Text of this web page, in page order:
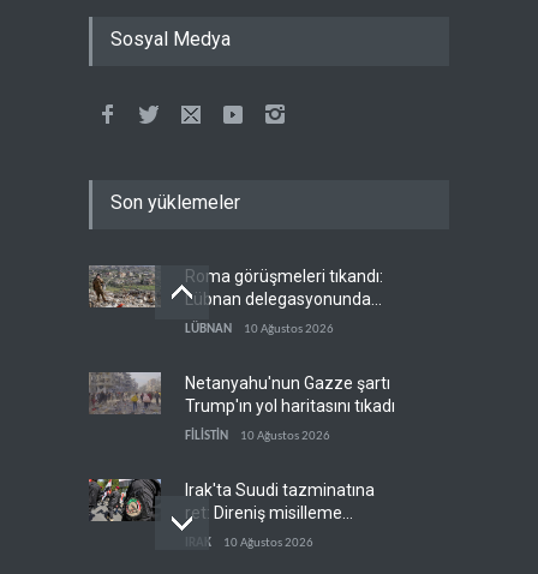
Sosyal Medya
Son yüklemeler
Roma görüşmeleri tıkandı:
Lübnan delegasyonunda
anlaşmazlık çıktı
LÜBNAN 10 Ağustos 2026
Netanyahu'nun Gazze şartı
Trump'ın yol haritasını tıkadı
FİLİSTİN 10 Ağustos 2026
Irak'ta Suudi tazminatına
ret: Direniş misilleme
şartında ısrarlı
IRAK 10 Ağustos 2026